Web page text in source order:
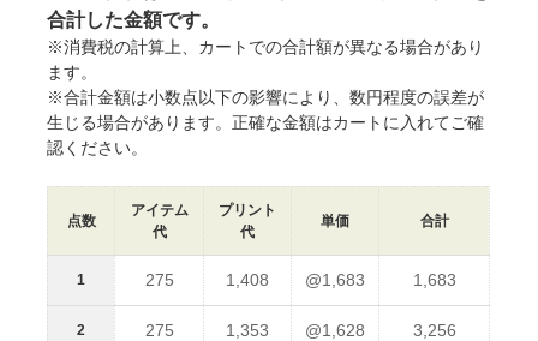
合計した金額です。
※消費税の計算上、カートでの合計額が異なる場合があり
ます。
※合計金額は小数点以下の影響により、数円程度の誤差が
生じる場合があります。正確な金額はカートに入れてご確
認ください。
点数
アイテム
代
プリント
代
単価 合計
1 275 1,408 @1,683 1,683
2 275 1,353 @1,628 3,256